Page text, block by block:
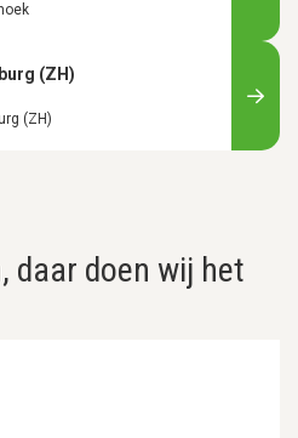
(ZH)
(ZH)
daar doen wij het